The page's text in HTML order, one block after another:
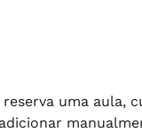
uma aula,